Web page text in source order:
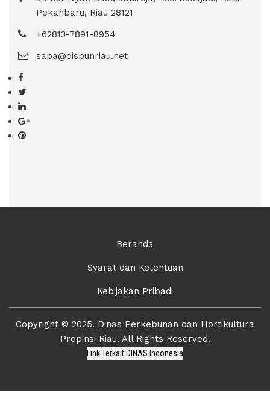
Pekanbaru, Riau 28121
+62813-7891-8954
sapa@disbunriau.net
Beranda
Syarat dan Ketentuan
Kebijakan Pribadi
Copyright © 2025. Dinas Perkebunan dan Hortikultura
Propinsi Riau. All Rights Reserved.
Link Terkait DINAS Indonesia